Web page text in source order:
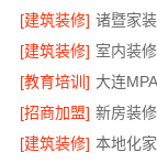
[建筑装修]
[建筑装修] 室内装
[教育培训]
[招商加盟]
[建筑装修]